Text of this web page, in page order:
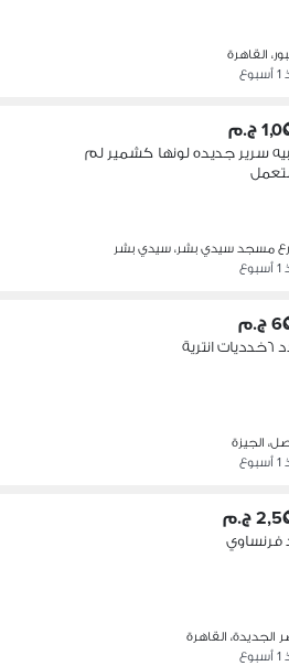
القاهرة
ج.م
درابيه سرير جديده لونها كشمير لم
مسجد سيدي بشر، سيدي بشر
الجيزة
ج.م
فرنساوي
الجديدة، القاهرة